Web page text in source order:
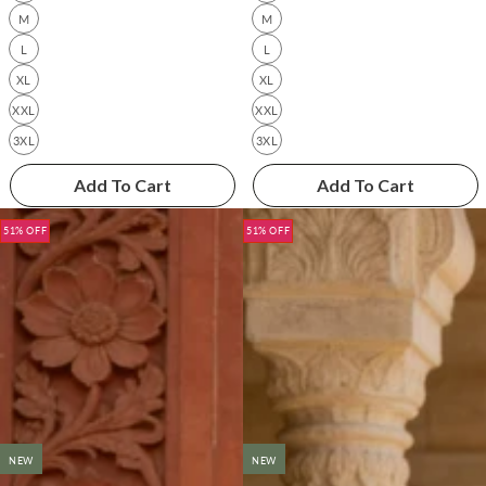
M
L
XL
XXL
3XL
Add To Cart
M
L
XL
XXL
3XL
Add To Cart
NEW
51% OFF
NEW
51% OFF